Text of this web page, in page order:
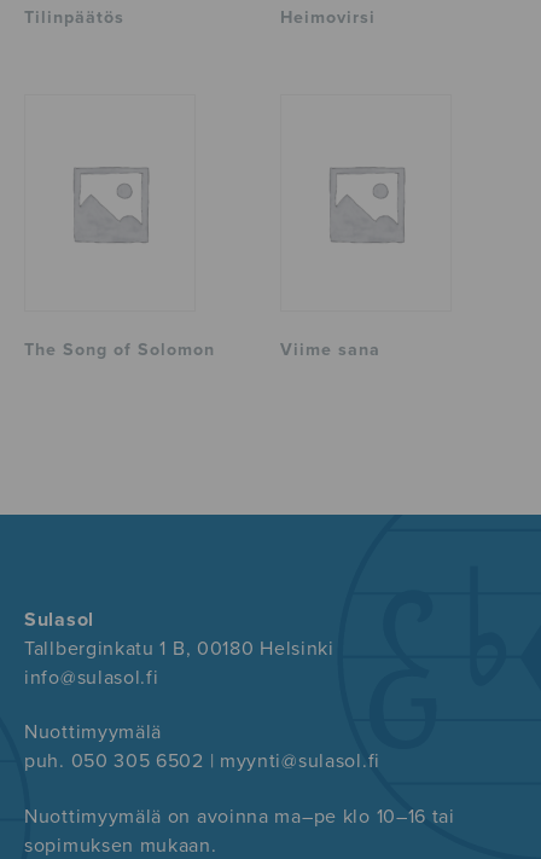
Tilinpäätös Heimovirsi
The Song of Solomon Viime sana
Sulasol
Tallberginkatu 1 B, 00180 Helsinki
info@sulasol.fi
Nuottimyymälä
puh. 050 305 6502 | myynti@sulasol.fi
Nuottimyymälä on avoinna ma–pe klo 10–16 tai
sopimuksen mukaan.